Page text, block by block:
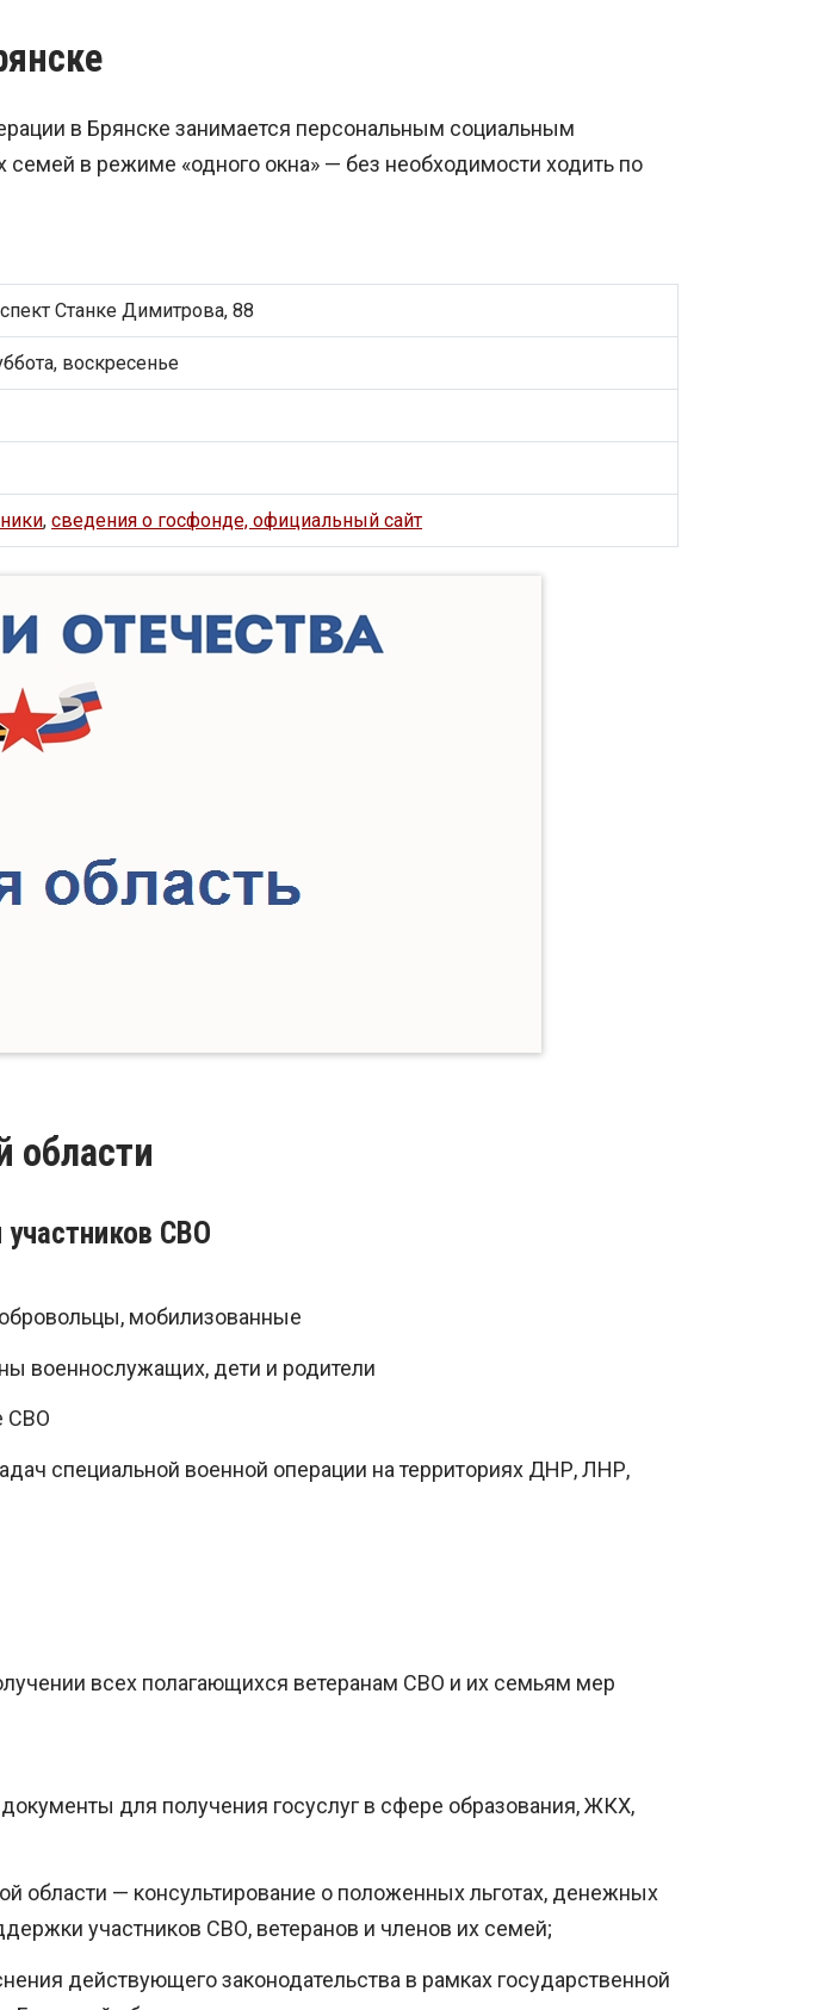
в Брянске занимается персональным социальным
в режиме «одного окна» — без необходимости ходить по
Станке Димитрова, 88
воскресенье
,сведения о госфонде, официальный сайт
области
СВО
мобилизованные
военнослужащих, дети и родители
СВО
специальной военной операции на территориях ДНР, ЛНР,
всех полагающихся ветеранам СВО и их семьям мер
для получения госуслуг в сфере образования, ЖКХ,
области — консультирование о положенных льготах, денежных
участников СВО, ветеранов и членов их семей;
действующего законодательства в рамках государственной